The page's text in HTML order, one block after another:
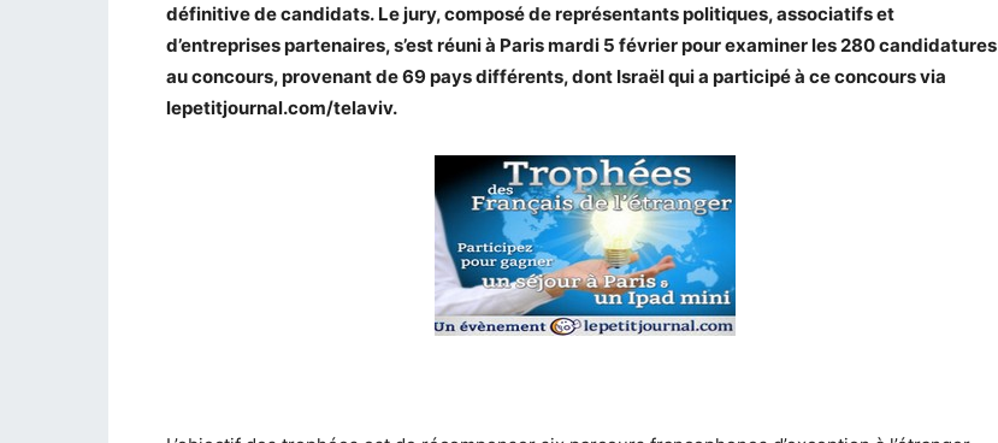
définitive de candidats. Le jury, composé de représentants politiques, associatifs et
d’entreprises partenaires, s’est réuni à Paris mardi 5 février pour examiner les 280 candidatures
au concours, provenant de 69 pays différents, dont Israël qui a participé à ce concours via
lepetitjournal.com/telaviv.